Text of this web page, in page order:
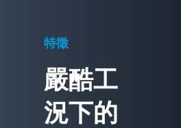
特徵
嚴酷工
況下的